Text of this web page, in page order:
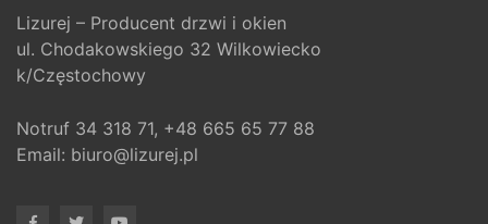
Lizurej – Producent drzwi i okien
ul. Chodakowskiego 32 Wilkowiecko
k/Częstochowy
Notruf 34 318 71, +48 665 65 77 88
Email: biuro@lizurej.pl